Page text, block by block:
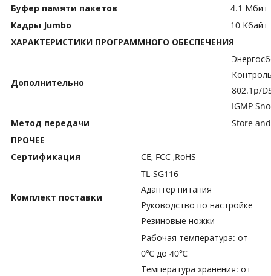
Буфер памяти пакетов
4.1 Мбит
Кадры Jumbo
10 Кбайт
ХАРАКТЕРИСТИКИ ПРОГРАММНОГО ОБЕСПЕЧЕНИЯ
Дополнительно
802.1p/
IGMP
Метод передачи
Store
ПРОЧЕЕ
Сертификация
CE, FCC ,RoHS
Комплект поставки
TL-SG116
Адаптер питания
Руководство по настройке
Резиновые ножки
Рабочая температура: от
0℃ до 40℃
Температура хранения: от